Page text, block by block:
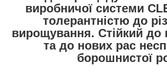
виробничої системи
толерантністю до
вирощування. Стійкий до
та до нових рас
борошнистої